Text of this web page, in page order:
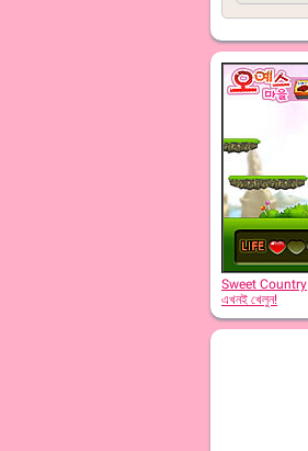
Sweet Country
এখনই খেলুন!